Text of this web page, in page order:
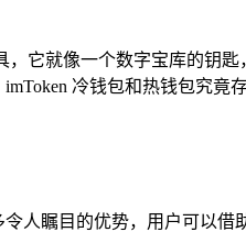
它就像一个数字宝库的钥
冷钱包和热钱包究
人瞩目的优势，用户可以